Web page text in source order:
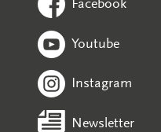
Youtube
Instagram
Newsletter